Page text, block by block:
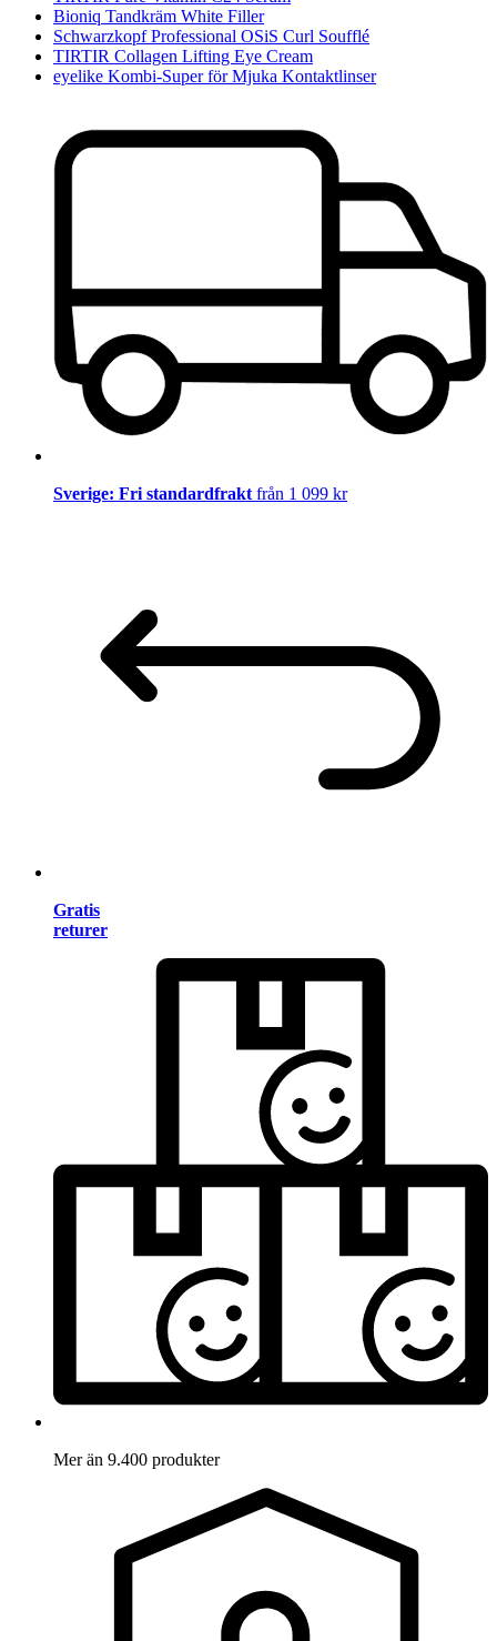
Bioniq Tandkräm White Filler
Schwarzkopf Professional OSiS Curl Soufflé
TIRTIR Collagen Lifting Eye Cream
eyelike Kombi-Super för Mjuka Kontaktlinser
Sverige: Fri standardfrakt från 1 099 kr
Gratis
returer
Mer än 9.400 produkter